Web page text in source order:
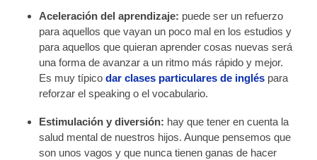
Aceleración del aprendizaje: puede ser un refuerzo
para aquellos que vayan un poco mal en los estudios y
para aquellos que quieran aprender cosas nuevas será
una forma de avanzar a un ritmo más rápido y mejor.
Es muy típicodar clases particulares de inglés para
reforzar el speaking o el vocabulario.
Estimulación y diversión: hay que tener en cuenta la
salud mental de nuestros hijos. Aunque pensemos que
son unos vagos y que nunca tienen ganas de hacer